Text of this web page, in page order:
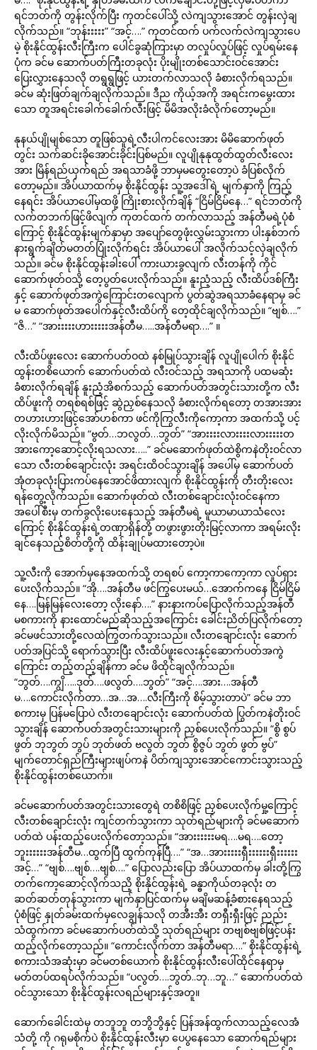
ရင်ဘတ်ကို တွန်းလိုက်ပြီး ကုတင်ပေါ်သို့ လဲကျသွားအောင် တွန်းလှဲချ
လိုက်သည်။ “ဘုန်းးးးး” “အင့်….” ကုတင်ထက် ပက်လက်လဲကျသွားပေ
မဲ့ စိုးနိုင်ထွန်းလီးကြီးက ပေါင်ခွဆုံကြားမှာ တလှုပ်လှုပ်ဖြင့် လှုပ်ရမ်းနေ
ပုံက ခင်မ ဆောက်ပတ်ကြီးတခုလုံး ပိုးမျိုးတစ်သောင်းဝင်အောင်း
ပြေးလွှားနေသလို တရွရွဖြင့် ယားတက်လာသလို ခံစားလိုက်ရသည်။
ခင်မ ဆုံးဖြတ်ချက်ချလိုက်သည်။ ဒီည ကိုယ့်အကို အရင်းကမွေးထား
သော တူအရင်းခေါက်ခေါက်လီးဖြင့် မိမိအလိုးခံလိုက်တော့မည်။
နုနယ်ပျိုမျစ်သော တူဖြစ်သူရဲ့လီးပါကင်လေးအား မိမိဆောက်ဖုတ်
တွင်း သက်ဆင်းခိုအောင်းခိုင်းပြစ်မည်။ လူပျိုနုနုထွတ်ထွတ်လီးလေး
အား မြိန်ရည်ယှက်ရည် အရသာခံဖို့ ဘာမှမတွေးတော့ပဲ ခံပြစ်လိုက်
တော့မည်။ အိပ်ယာထက်မှ စိုးနိုင်ထွန်း သူ့အဒေါ်ရဲ့ မျက်နှာကို ကြည့်
နေရင်း အိပ်ယာပေါ်မှထဖို့ ကြိုးစားလိုက်ချိန် “ငြိမ်ငြိမ်နေ…” ရင်ဘတ်ကို
လက်တဘက်ဖြင့်ဖိလျက် ကုတင်ထက် တက်လာသည့် အန်တီမရဲ့ပုံစံ
ကြောင့် စိုးနိုင်ထွန်းမျက်နှာမှာ အပျော်တွေဖုံးလွှမ်းသွားကာ ပါးနှစ်ဘက်
နားရွက်ချိတ်မတတ်ပြုံးလိုက်ရင်း အိပ်ယာပေါ် အလိုက်သင့်လှဲချလိုက်
သည်။ ခင်မ စိုးနိုင်ထွန်းခါးပေါ် ကားယားခွလျက် လီးတန်ကို ကိုင်
ဆောက်ဖုတ်ဝသို့ တေ့ပွတ်ပေးလိုက်သည်။ နူးညံ့သည့် လီးထိပ်ဒစ်ကြီး
နှင့် ဆောက်ဖုတ်အကွဲကြောင်းတလျောက် ပွတ်ဆွဲအရသာခံနေရာမှ ခင်
မ ဆောက်ဖုတ်အပေါက်နှင့်လီးထိပ်ကို တေ့ထိုင်ချလိုက်သည်။ “ဗျစ်….”
“ဇိ…” “အားးးးးဟားးးးးအန်တီမ…..အန်တီမရာ….” ။
လီးထိပ်ဖူးလေး ဆောက်ပတ်ဝထဲ နစ်မြုပ်သွားချိန် လူပျိုပေါက် စိုးနိုင်
ထွန်းတစိယောက် ဆောက်ပတ်ထဲ လီးဝင်သည့် အရသာကို ပထမဆုံး
ခံစားလိုက်ရချိန် နူးညံ့အိစက်သည့် ဆောက်ပတ်အတွင်းသားတို့က လီး
ထိပ်ဖူးကို တရစ်ရစ်ဖြင့် ဆွဲညှစ်နေသလို ခံစားလိုက်ရတော့ တအားအား
တဟားဟားဖြင့်အော်ဟစ်ကာ ဖင်ကိုကြွလီးကိုကော့ကာ အထက်သို့ ပင့်
လိုးလိုက်မိသည်။ “ဗွတ်…ဘလွတ်…ဘွတ်” “အားးးးလားးးးလားးးးးတ
အားကော့ဆောင့်လိုးရသလား…..” ခင်မဆောက်ဖုတ်ထဲစွိကနဲတိုးဝင်လာ
သော လီးတစ်ချောင်းလုံး အရင်းထိဝင်သွားချိန် အပေါ်မှ ဆောက်ပတ်
အုံတခုလုံးပြားကပ်နေအောင်ဖိထားလျက် စိုးနိုင်ထွန်းကို တီးတိုးလေး
ရန်တွေ့လိုက်သည်။ ဆောက်ဖုတ်ထဲ လီးတစ်ချောင်းလုံးဝင်နေကာ
အပေါ်စီးမှ တက်ခွလိုးပေးနေသည့် အန်တီမရဲ့ မူယာမာယာသံလေး
ကြောင့် စိုးနိုင်ထွန်းရဲ့တဏှာရှိန်တို့ တဖွားဖွားတိုးမြင့်လာကာ အရမ်းလိုး
ချင်နေသည့်စိတ်တို့ကို ထိန်းချုပ်မထားတော့ပဲ။
သူ့လီးကို အောက်မှနေအထက်သို့ တရစပ် ကော့ကာကော့ကာ လှုပ်ရှား
ပေးလိုက်သည်။ “အို….အန်တီမ ဖင်ကြွပေးမယ်…အောက်ကနေ ငြိမ်ငြိမ်
နေ….မြန်မြန်လေးတော့ လိုးနော်….” နားနားကပ်ပြောလိုက်သည့်အန်တီ
မစကားကို နားထောင်မည်ဆိုသည့်အကြောင်း ခေါင်းညိတ်ပြလိုက်တော့
ခင်မဖင်သားတို့လေထဲကြွတက်သွားသည်။ လီးတချောင်းလုံး ဆောက်
ပတ်အပြင်သို့ ရောက်သွားပြီး လီးထိပ်ဖူးလေးနှင့်ဆောက်ပတ်အကွဲ
ကြောင်း တည့်တည့်ချိန်ကာ ခင်မ ဖိထိုင်ချလိုက်သည်။
“ဘွတ်….ကျွိ…..ဒုတ်….ဖလွတ်….ဘွတ်” “အင့်….အား….အန်တီ
မ….ကောင်းလိုက်တာ…အ…အ….လီးကြီးကို စိမ့်သွားတာပဲ” ခင်မ ဘာ
စကားမှ ပြန်မပြောပဲ လီးတချောင်းလုံး ဆောက်ပတ်ထဲ ပြွတ်ကနဲတိုးဝင်
သွားချိန် ဆောက်ပတ်အတွင်းသားများကို ညှစ်ပေးလိုက်သည်။ “စွိ စွပ်
ဖွတ် ဘုဘွတ် ဘွပ် ဘုတ်ဖတ် ဗလွတ် ဘွတ် စွိဇွပ် ဘွတ် ဖွတ် ဗွပ်”
မျက်တောင်ရှည်ကြီးများဖျပ်ကနဲ ပိတ်ကျသွားအောင်ကောင်းသွားသည့်
စိုးနိုင်ထွန်းတစ်ယောက်။
ခင်မဆောက်ပတ်အတွင်းသားတွေရဲ တစိစိဖြင့် ညှစ်ပေးလိုက်မှု့ကြောင့်
လီးတစ်ချောင်းလုံး ကျင်တက်သွားကာ သုတ်ရည်များကို ခင်မဆောက်
ပတ်ထဲ ပန်းထည့်ပေးလိုက်တော့သည်။ “အားးးးးးမရ….မရ….တော့
ဘူးးးးးးအန်တီမ…ထွက်ပြီ ထွက်ကုန်ပြီ….” “အ…အားးးးးရှီးးးးးးရှီးးးးးး
အင့်…” “ဗျစ်….ဗျစ်….ဗျစ်….” ပြောလည်းပြော အိပ်ယာထက်မှ ခါးတို့ကြွ
တက်ကော့ဆောင့်လိုက်သညိ့ စိုးနိုင်ထွန်းရဲ့ ခန္ဓာကိုယ်တခုလုံး တ
ဆတ်ဆတ်တုန်သွားကာ မျက်နှာပြင်ထက်မှ မချိမဆန့်ခံစားနေရသည့်
ပုံစံဖြင့် နှုတ်ခမ်းထက်မှလေချွန်သလို တအီးအီး တရှီးရှီးဖြင့် ညည်း
သံထွက်ကာ ခင်မဆောက်ပတ်ထဲသို့ သုတ်ရည်များ တဗျစ်ဗျစ်ဖြင့်ပန်း
ထည့်လိုက်တော့သည်။ “ကောင်းလိုက်တာ အန်တီမရာ….” စိုးနိုင်ထွန်းရဲ့
စကားသံအဆုံးမှာ ခင်မတစ်ယောက် စိုးနိုင်ထွန်းလီးပေါ်ထိုင်နေရာမှ
မတ်တပ်ထရပ်လိုက်သည်။ “ပလွတ်….ဘွတ်..ဘု…ဘူ…” ဆောက်ပတ်ထဲ
ဝင်သွားသော စိုးနိုင်ထွန်းလရည်များနှင့်အတူ။
ဆောက်ခေါင်းထဲမှ တဘူဘူ တဘွိဘွိနှင့် ပြန်အန်ထွက်လာသည့်လေအံ
သံတို့ ကို ဂရုမစိုက်ပဲ စိုးနိုင်ထွန်းလီးမှာ ပေပွနေသော ဆောက်ရည်များ